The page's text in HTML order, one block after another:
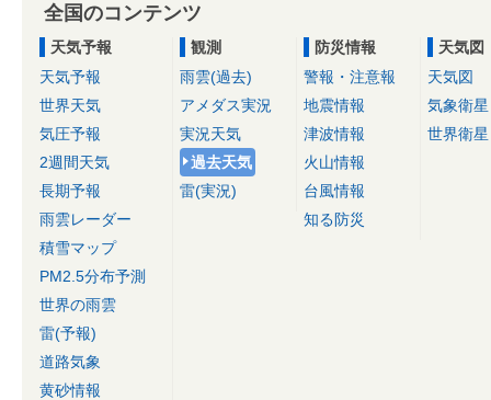
全国のコンテンツ
天気予報
天気予報
世界天気
気圧予報
2週間天気
長期予報
雨雲レーダー
積雪マップ
PM2.5分布予測
世界の雨雲
雷(予報)
道路気象
黄砂情報
観測
雨雲(過去)
アメダス実況
実況天気
過去天気
雷(実況)
防災情報
警報・注意報
地震情報
津波情報
火山情報
台風情報
知る防災
天気図
天気図
気象衛星
世界衛星